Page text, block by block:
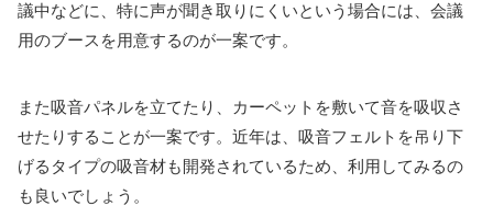
議中などに、特に声が聞き取りにくいという場合には、会議
用のブースを用意するのが一案です。
また吸音パネルを立てたり、カーペットを敷いて音を吸収さ
せたりすることが一案です。近年は、吸音フェルトを吊り下
げるタイプの吸音材も開発されているため、利用してみるの
も良いでしょう。